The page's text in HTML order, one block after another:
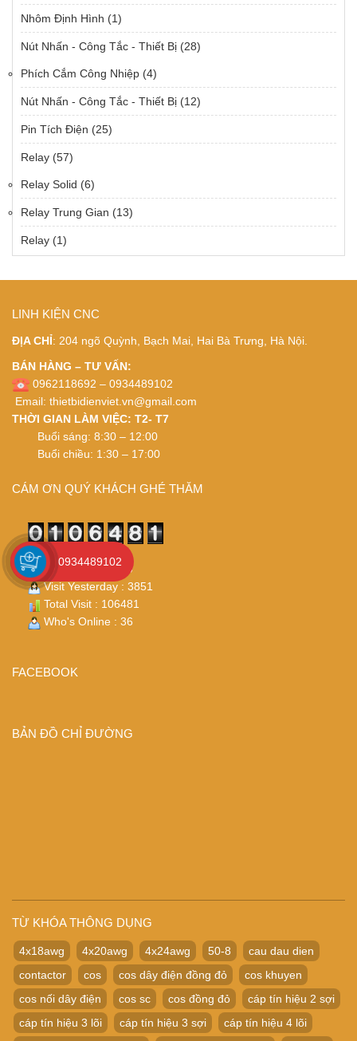
Nhôm Định Hình (1)
Nút Nhấn - Công Tắc - Thiết Bị (28)
Phích Cắm Công Nhiệp (4)
Nút Nhấn - Công Tắc - Thiết Bị (12)
Pin Tích Điện (25)
Relay (57)
Relay Solid (6)
Relay Trung Gian (13)
Relay (1)
LINH KIỆN CNC
ĐỊA CHỈ: 204 ngõ Quỳnh, Bạch Mai, Hai Bà Trưng, Hà Nội.
BÁN HÀNG – TƯ VẤN:
0962118692 – 0934489102
Email: thietbidienviet.vn@gmail.com
THỜI GIAN LÀM VIỆC: T2- T7
Buổi sáng: 8:30 – 12:00
Buổi chiều: 1:30 – 17:00
CÁM ƠN QUÝ KHÁCH GHÉ THĂM
Visit Today : 1639
Visit Yesterday : 3851
Total Visit : 106481
Who's Online : 36
FACEBOOK
BẢN ĐỒ CHỈ ĐƯỜNG
TỪ KHÓA THÔNG DỤNG
4x18awg 4x20awg 4x24awg 50-8
cau dau dien
contactor
cos cos dây điện đồng đỏ
cos khuyen
cos nối dây điện
cos sc cos đồng đỏ
cáp tín hiệu 2 sợi
cáp tín hiệu 3 lõi
cáp tín hiệu 3 sợi
cáp tín hiệu 4 lõi
0934489102